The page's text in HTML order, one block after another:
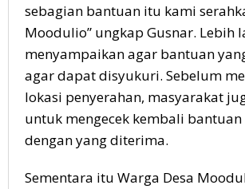
sebagian bantuan itu kami
Moodulio” ungkap Gusnar. Lebih
menyampaikan agar bantuan
agar dapat disyukuri. Sebelum
lokasi penyerahan, masyarakat
untuk mengecek kembali bantuan
dengan yang diterima.
Sementara itu Warga Desa